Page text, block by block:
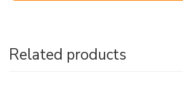
Related products